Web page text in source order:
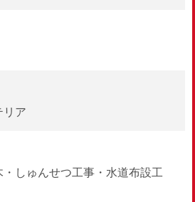
ア
しゅんせつ工事・水道布設工